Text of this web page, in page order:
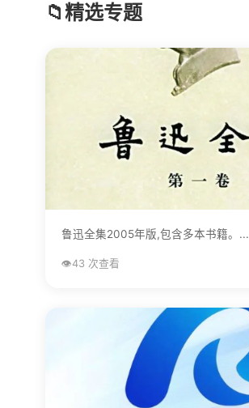
📁精选专题
鲁迅全集2005年版,包含多本书籍。...
👁️43 次查看